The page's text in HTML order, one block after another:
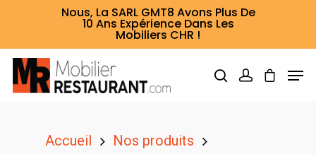
Nous, La SARL GMT8 Avons Plus De
10 Ans Expérience Dans Les
Mobiliers CHR !
Hit enter to search or ESC to close
Accueil
Nos produits